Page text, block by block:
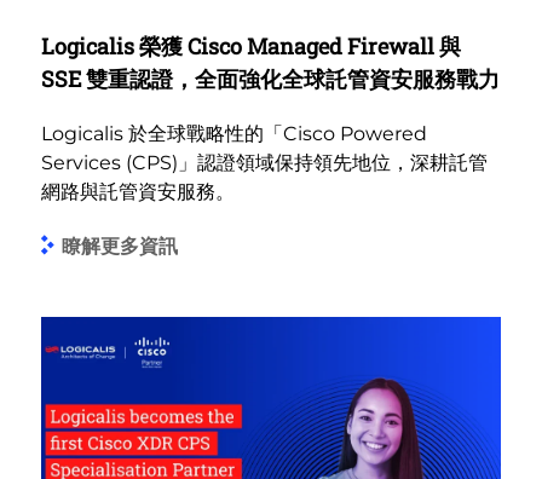
Logicalis 榮獲 Cisco Managed Firewall 與
SSE 雙重認證，全面強化全球託管資安服務戰力
Logicalis 於全球戰略性的「Cisco Powered
Services (CPS)」認證領域保持領先地位，深耕託管
網路與託管資安服務。
瞭解更多資訊